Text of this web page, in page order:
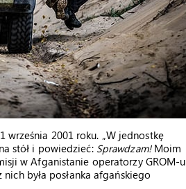
września 2001 roku. „W jednostkę
stół i powiedzieć: Sprawdzam!Moim
w Afganistanie operatorzy GROM-u
była posłanka afgańskiego